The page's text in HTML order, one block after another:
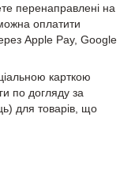
перенаправлені на
оплатити
Apple Pay, Google
карткою
по догляду за
для товарів, що